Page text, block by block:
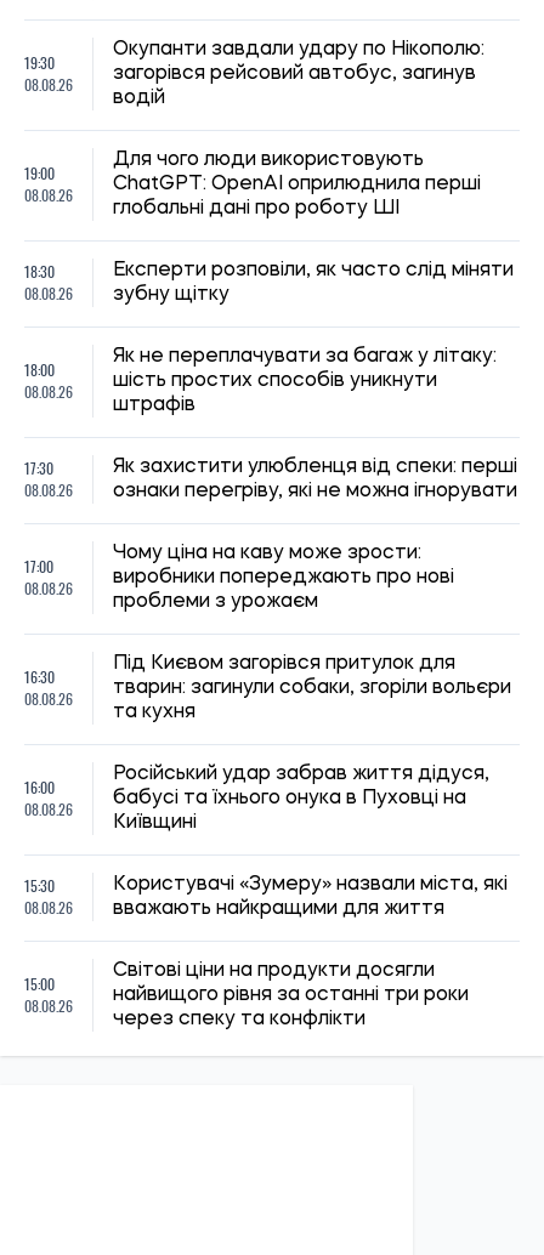
19:30
08.08.26
Окупанти завдали удару по Нікополю:
загорівся рейсовий автобус, загинув
водій
19:00
08.08.26
Для чого люди використовують
ChatGPT: OpenAI оприлюднила перші
глобальні дані про роботу ШІ
18:30
08.08.26
Експерти розповіли, як часто слід міняти
зубну щітку
18:00
08.08.26
Як не переплачувати за багаж у літаку:
шість простих способів уникнути
штрафів
17:30
08.08.26
Як захистити улюбленця від спеки: перші
ознаки перегріву, які не можна ігнорувати
17:00
08.08.26
Чому ціна на каву може зрости:
виробники попереджають про нові
проблеми з урожаєм
16:30
08.08.26
Під Києвом загорівся притулок для
тварин: загинули собаки, згоріли вольєри
та кухня
16:00
08.08.26
Російський удар забрав життя дідуся,
бабусі та їхнього онука в Пуховці на
Київщині
15:30
08.08.26
Користувачі «Зумеру» назвали міста, які
вважають найкращими для життя
15:00
08.08.26
Світові ціни на продукти досягли
найвищого рівня за останні три роки
через спеку та конфлікти